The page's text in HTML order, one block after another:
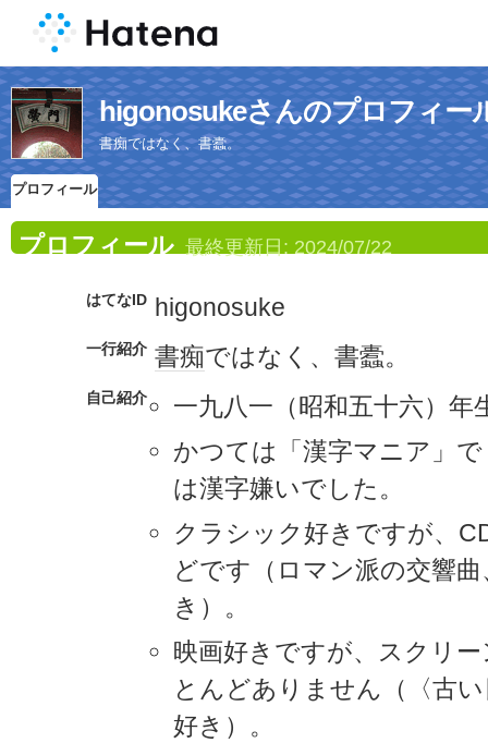
higonosukeさんのプロフィー
書痴ではなく、書蠹。
プロフィール
プロフィール 最終更新日: 2024/07/22
はてなID higonosuke
一行紹介 書痴ではなく、書蠹。
自己紹介
一九八一（昭和五十六）年
かつては「漢字マニア」
は漢字嫌いでした。
クラシック好きですが、
どです（ロマン派の交響
き）。
映画好きですが、スクリ
とんどありません（〈古
好き）。